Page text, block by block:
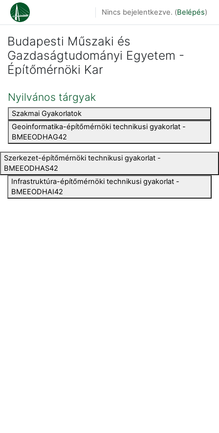
Tovább a fő tartalomhoz
Nincs bejelentkezve. (Belépés)
Budapesti Műszaki és
Gazdaságtudományi Egyetem -
Építőmérnöki Kar
Nyilvános tárgyak
Szakmai Gyakorlatok
Geoinformatika-építőmérnöki technikusi gyakorlat -
BMEEODHAG42
Szerkezet-építőmérnöki technikusi gyakorlat -
BMEEODHAS42
Infrastruktúra-építőmérnöki technikusi gyakorlat -
BMEEODHAI42